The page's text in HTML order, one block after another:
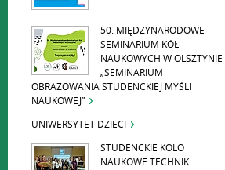
50. MIĘDZYNARODOWE
SEMINARIUM KÓŁ
NAUKOWYCH W OLSZTYNIE
„SEMINARIUM
OBRAZOWANIA STUDENCKIEJ MYŚLI
NAUKOWEJ”
UNIWERSYTET DZIECI
STUDENCKIE KOLO
NAUKOWE TECHNIK